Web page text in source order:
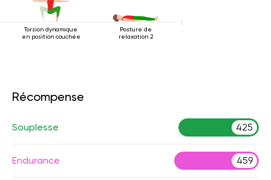
Torsion dynamique
en position couchée
Posture de
relaxation 2
Récompense
Souplesse 425
Endurance 459